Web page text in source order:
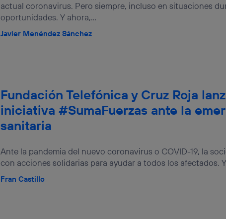
actual coronavirus. Pero siempre, incluso en situaciones
oportunidades. Y ahora,...
Javier Menéndez Sánchez
Fundación Telefónica y Cruz Roja
iniciativa #SumaFuerzas ante la
sanitaria
Ante la pandemia del nuevo coronavirus o COVID-19, la
con acciones solidarias para ayudar a todos los afectados.
Fran Castillo